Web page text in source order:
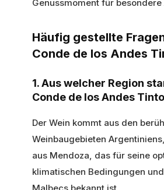
Genussmoment für
Häufig gestellte
Conde de los Andes
1. Aus welcher Region
Conde de los Andes
Der Wein kommt aus den
Weinbaugebieten
aus Mendoza, das für seine
klimatischen Bedingungen
Malbecs bekannt ist.